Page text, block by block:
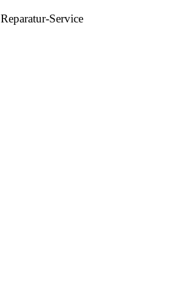
Reparatur-Service